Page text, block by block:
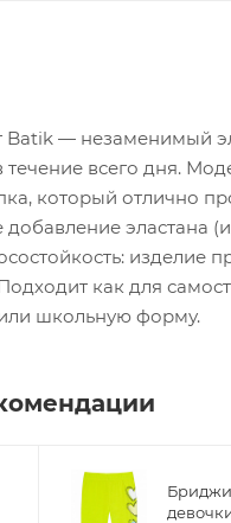
Batik — незаменимый
всего дня.
который отлично
эластана
изделие
как для
школьную форму.